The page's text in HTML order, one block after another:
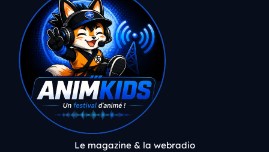
Le magazine & la webradio